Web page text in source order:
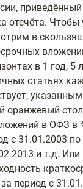
отсчёта. Чтобы
в
в 1 год, 5
статьях
оранжевый
в ОФЗ в
с 31.01.2003
и т.д.
период с